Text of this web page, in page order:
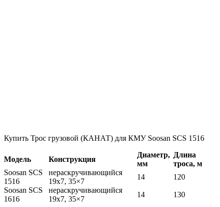
Купить Трос грузовой (КАНАТ) для КМУ Soosan SCS 1516
Модель Конструкция
Диаметр,
мм
Длина
троса, м
Soosan SCS
1516
нераскручивающийся
19х7, 35×7
14
120
Soosan SCS
1616
нераскручивающийся
19х7, 35×7
14 130